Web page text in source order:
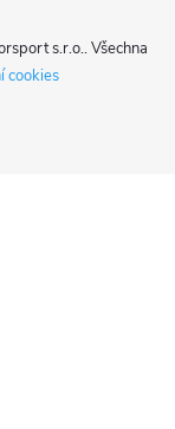
s.r.o.. Všechna
cookies